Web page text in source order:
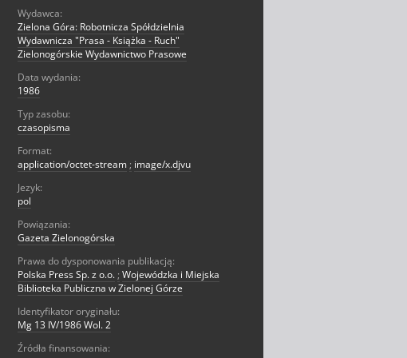
Wydawca:
Zielona Góra: Robotnicza Spółdzielnia
Wydawnicza "Prasa - Książka - Ruch"
Zielonogórskie Wydawnictwo Prasowe
Data wydania:
1986
Typ zasobu:
czasopisma
Format:
application/octet-stream ; image/x.djvu
Jezyk:
pol
Powiązania:
Gazeta Zielonogórska
Prawa do dysponowania publikacją:
Polska Press Sp. z o.o. ; Wojewódzka i Miejska
Biblioteka Publiczna w Zielonej Górze
Identyfikator oryginału:
Mg 13 IV/1986 Wol. 2
Źródła finansowania: